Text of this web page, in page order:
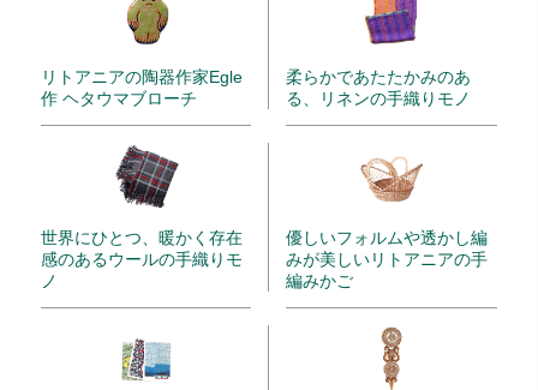
リトアニアの陶器作家Egle
作 ヘタウマブローチ
柔らかであたたかみのあ
る、リネンの手織りモノ
世界にひとつ、暖かく存在
感のあるウールの手織りモ
ノ
優しいフォルムや透かし編
みが美しいリトアニアの手
編みかご